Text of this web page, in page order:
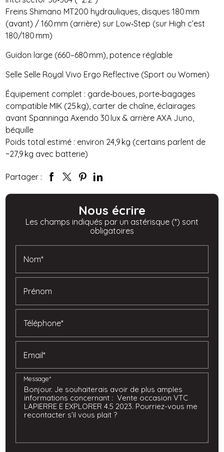
Freins Shimano MT200 hydrauliques, disques 180 mm
(avant) / 160 mm (arrière) sur Low‑Step (sur High c’est
180/180 mm)
Guidon large (660–680 mm), potence réglable
Selle Selle Royal Vivo Ergo Reflective (Sport ou Women)
Équipement complet : garde‑boues, porte‑bagages
compatible MIK (25 kg), carter de chaîne, éclairages
avant Spanninga Axendo 30 lux & arrière AXA Juno,
béquille
Poids total estimé : environ 24,9 kg (certains parlent de
~27,9 kg avec batterie)
Partager :
Nous écrire
Les champs indiqués par un astérisque (*) sont
obligatoires
Nom*
Prénom
Téléphone*
Email*
Message*